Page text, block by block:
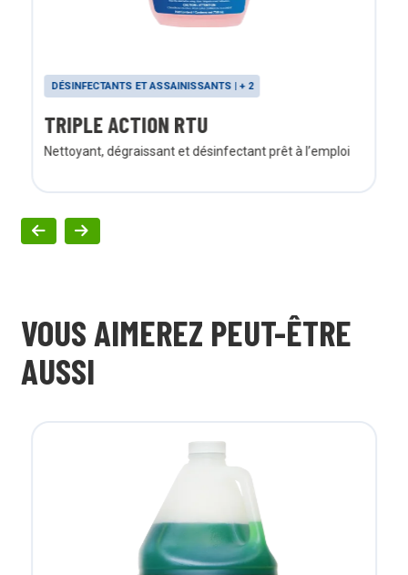
DÉSINFECTANTS ET ASSAINISSANTS | + 2
TRIPLE ACTION RTU
Nettoyant, dégraissant et désinfectant prêt à l’emploi
VOUS AIMEREZ PEUT-ÊTRE
AUSSI